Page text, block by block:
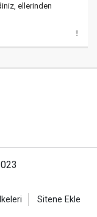
ellerinden
Sitene Ekle